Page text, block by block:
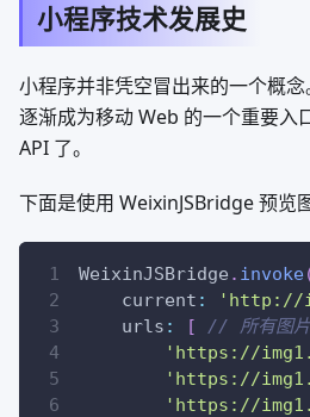
小程序技术发展史
小程序并非凭空冒出来的一个概
逐渐成为移动 Web 的一个重要入
API 了。
下面是使用 WeixinJSBridge 预览
WeixinJSBridge . invoke
current :
'http://
urls : [
// 所有图片
'https://
'https://
'https://